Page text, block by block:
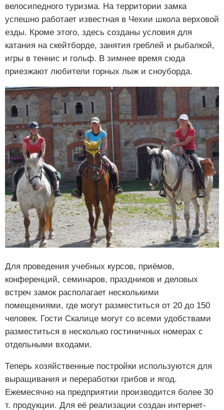
велосипедного туризма. На территории замка
успешно работает известная в Чехии школа верховой
езды. Кроме этого, здесь созданы условия для
катания на скейтборде, занятия греблей и рыбалкой,
игры в теннис и гольф. В зимнее время сюда
приезжают любители горных лыж и сноуборда.
Для проведения учебных курсов, приёмов,
конференций, семинаров, праздников и деловых
встреч замок располагает несколькими
помещениями, где могут разместиться от 20 до 150
человек. Гости Скалице могут со всеми удобствами
разместиться в несколько гостиничных номерах с
отдельными входами.
Теперь хозяйственные постройки используются для
выращивания и переработки грибов и ягод.
Ежемесячно на предприятии производится более 30
т. продукции. Для её реализации создан интернет-